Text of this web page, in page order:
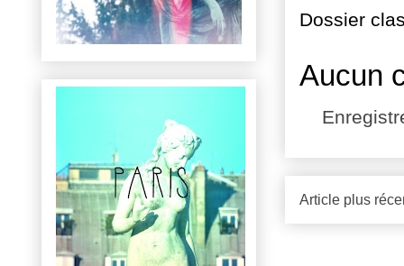
Dossier
Aucun
Article plus